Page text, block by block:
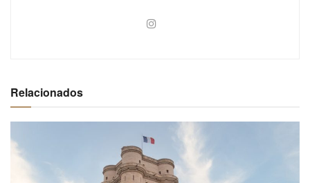
Relacionados